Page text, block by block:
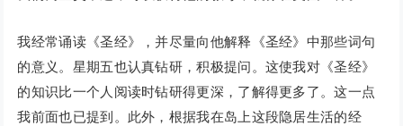
我经常诵读《圣经》，并尽量向他解释《圣经》中那些词句
的意义。星期五也认真钻研，积极提问。这使我对《圣经》
的知识比一个人阅读时钻研得更深，了解得更多了。这一点
我前面也已提到。此外，根据我在岛上这段隐居生活的经